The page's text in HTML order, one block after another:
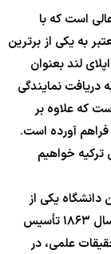
است که با
به یکی از برترین
لند بعنوان
نمایندگی
که علاوه بر
آورده است.
ترکیه خواهیم
دانشگاه یکی از
معتبرترین دانشگاه‌های دولتی ترکیه است که در سال ۱۸۶۳ تأسیس
علمی، در